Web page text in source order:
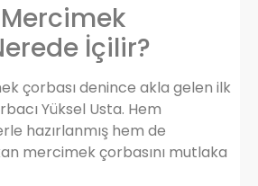
İçilir?
çorbası denince akla gelen ilk
Yüksel Usta. Hem
hazırlanmış hem de
mercimek çorbasını mutlaka